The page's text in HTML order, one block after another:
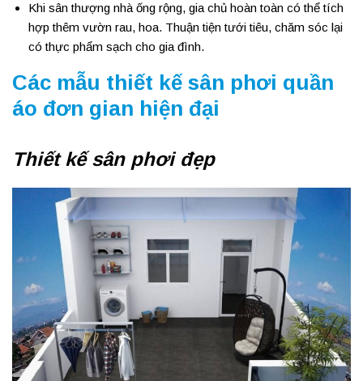
Khi sân thượng nhà ống rộng, gia chủ hoàn toàn có thể tích
hợp thêm vườn rau, hoa. Thuận tiện tưới tiêu, chăm sóc lại
có thực phẩm sạch cho gia đình.
Các mẫu thiết kế sân phơi quần
áo đơn gian hiện đại
Thiết kế sân phơi đẹp